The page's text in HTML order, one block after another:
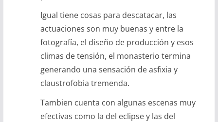
Igual tiene cosas para descatacar, las
actuaciones son muy buenas y entre la
fotografía, el diseño de producción y esos
climas de tensión, el monasterio termina
generando una sensación de asfixia y
claustrofobia tremenda.
Tambien cuenta con algunas escenas muy
efectivas como la del eclipse y las del